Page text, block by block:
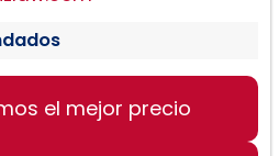
el mejor precio